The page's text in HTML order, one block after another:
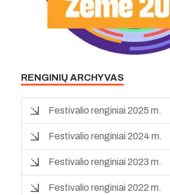
RENGINIŲ ARCHYVAS
Festivalio renginiai 2025 m.
Festivalio renginiai 2024 m.
Festivalio renginiai 2023 m.
Festivalio renginiai 2022 m.